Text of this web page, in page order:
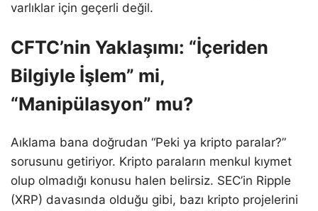
varlıklar için geçerli değil.
CFTC’nin Yaklaşımı: “İçeriden
Bilgiyle İşlem” mi,
“Manipülasyon” mu?
Aıklama bana doğrudan “Peki ya kripto paralar?”
sorusunu getiriyor. Kripto paraların menkul kıymet
olup olmadığı konusu halen belirsiz. SEC’in Ripple
(XRP) davasında olduğu gibi, bazı kripto projelerini